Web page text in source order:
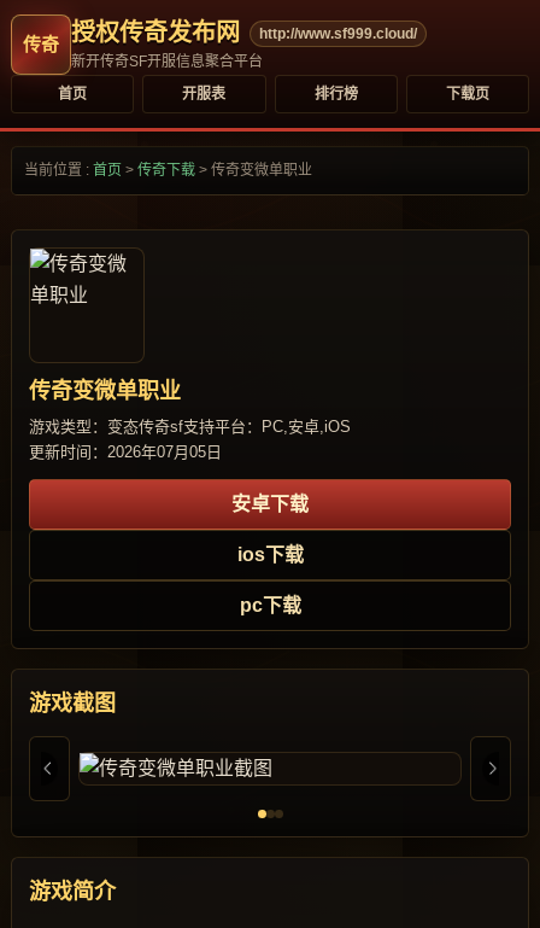
授权传奇发布网
http://www.sf999.cloud/
新开传奇SF开服信息聚合平台
首页
开服表 排行榜 下载页
当前位置 : 首页 > 传奇下载 > 传奇变微单职业
传奇变微单职业
游戏类型：变态传奇sf支持平台：PC,安卓,iOS
更新时间：2026年07月05日
安卓下载
ios下载
pc下载
游戏截图
游戏简介